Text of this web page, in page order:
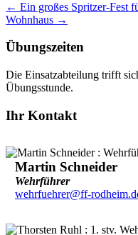
← Ein großes Spritzer-Fest
Wohnhaus →
Übungszeiten
Die Einsatzabteilung trifft
Übungsstunde.
Ihr Kontakt
Martin Schneider
Wehrführer
wehrfuehrer@ff-